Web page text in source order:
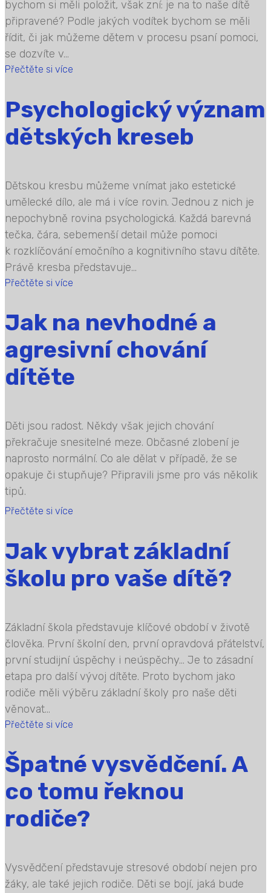
bychom si měli položit, však zní: je na to naše dítě
připravené? Podle jakých vodítek bychom se měli
řídit, či jak můžeme dětem v procesu psaní pomoci,
se dozvíte v...
Přečtěte si více
Psychologický význam
dětských kreseb
Dětskou kresbu můžeme vnímat jako estetické
umělecké dílo, ale má i více rovin. Jednou z nich je
nepochybně rovina psychologická. Každá barevná
tečka, čára, sebemenší detail může pomoci
k rozklíčování emočního a kognitivního stavu dítěte.
Právě kresba představuje...
Přečtěte si více
Jak na nevhodné a
agresivní chování
dítěte
Děti jsou radost. Někdy však jejich chování
překračuje snesitelné meze. Občasné zlobení je
naprosto normální. Co ale dělat v případě, že se
opakuje či stupňuje? Připravili jsme pro vás několik
tipů.
Přečtěte si více
Jak vybrat základní
školu pro vaše dítě?
Základní škola představuje klíčové období v životě
člověka. První školní den, první opravdová přátelství,
první studijní úspěchy i neúspěchy… Je to zásadní
etapa pro další vývoj dítěte. Proto bychom jako
rodiče měli výběru základní školy pro naše děti
věnovat...
Přečtěte si více
Špatné vysvědčení. A
co tomu řeknou
rodiče?
Vysvědčení představuje stresové období nejen pro
žáky, ale také jejich rodiče. Děti se bojí, jaká bude